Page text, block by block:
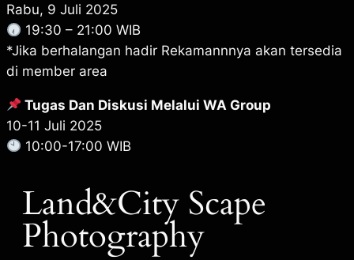
Rabu, 9 Juli 2025
19:30 – 21:00 WIB
*Jika berhalangan hadir Rekamannnya akan tersedia
di member area
Tugas Dan Diskusi Melalui WA Group
10-11 Juli 2025
10:00-17:00 WIB
Land&City Scape
Photography